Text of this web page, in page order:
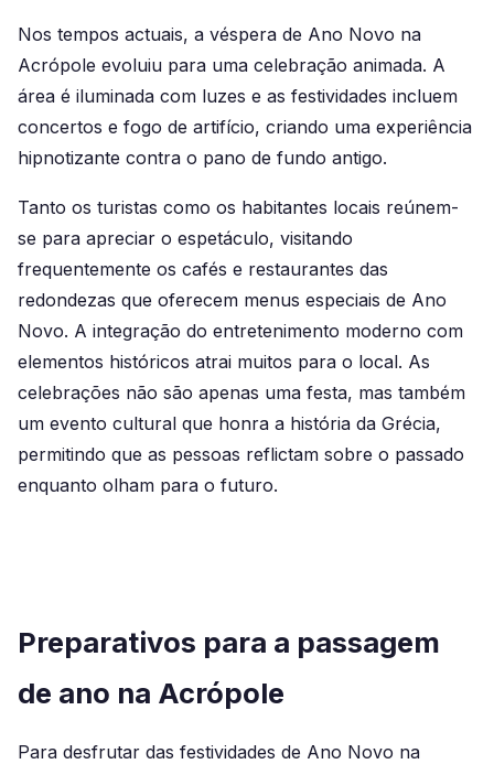
Nos tempos actuais, a véspera de Ano Novo na
Acrópole evoluiu para uma celebração animada. A
área é iluminada com luzes e as festividades incluem
concertos e fogo de artifício, criando uma experiência
hipnotizante contra o pano de fundo antigo.
Tanto os turistas como os habitantes locais reúnem-
se para apreciar o espetáculo, visitando
frequentemente os cafés e restaurantes das
redondezas que oferecem menus especiais de Ano
Novo. A integração do entretenimento moderno com
elementos históricos atrai muitos para o local. As
celebrações não são apenas uma festa, mas também
um evento cultural que honra a história da Grécia,
permitindo que as pessoas reflictam sobre o passado
enquanto olham para o futuro.
Preparativos para a passagem
de ano na Acrópole
Para desfrutar das festividades de Ano Novo na